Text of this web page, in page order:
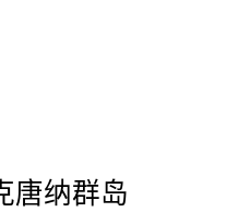
纳群岛